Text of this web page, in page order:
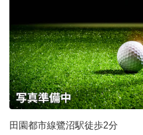
田園都市線鷺沼駅徒歩2分